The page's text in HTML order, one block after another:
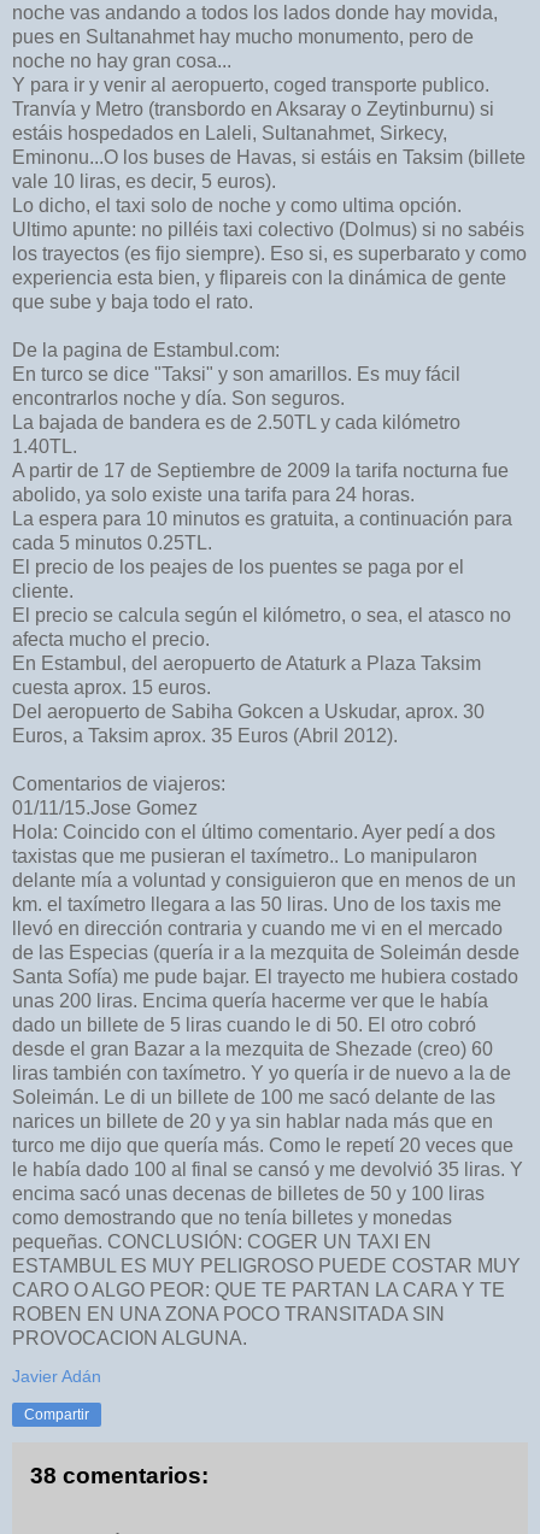
noche vas andando a todos los lados donde hay movida,
pues en Sultanahmet hay mucho monumento, pero de
noche no hay gran cosa...
Y para ir y venir al aeropuerto, coged transporte publico.
Tranvía y Metro (transbordo en Aksaray o Zeytinburnu) si
estáis hospedados en Laleli, Sultanahmet, Sirkecy,
Eminonu...O los buses de Havas, si estáis en Taksim (billete
vale 10 liras, es decir, 5 euros).
Lo dicho, el taxi solo de noche y como ultima opción.
Ultimo apunte: no pilléis taxi colectivo (Dolmus) si no sabéis
los trayectos (es fijo siempre). Eso si, es superbarato y como
experiencia esta bien, y flipareis con la dinámica de gente
que sube y baja todo el rato.
De la pagina de Estambul.com:
En turco se dice "Taksi" y son amarillos. Es muy fácil
encontrarlos noche y día. Son seguros.
La bajada de bandera es de 2.50TL y cada kilómetro
1.40TL.
A partir de 17 de Septiembre de 2009 la tarifa nocturna fue
abolido, ya solo existe una tarifa para 24 horas.
La espera para 10 minutos es gratuita, a continuación para
cada 5 minutos 0.25TL.
El precio de los peajes de los puentes se paga por el
cliente.
El precio se calcula según el kilómetro, o sea, el atasco no
afecta mucho el precio.
En Estambul, del aeropuerto de Ataturk a Plaza Taksim
cuesta aprox. 15 euros.
Del aeropuerto de Sabiha Gokcen a Uskudar, aprox. 30
Euros, a Taksim aprox. 35 Euros (Abril 2012).
Comentarios de viajeros:
01/11/15.Jose Gomez
Hola: Coincido con el último comentario. Ayer pedí a dos
taxistas que me pusieran el taxímetro.. Lo manipularon
delante mía a voluntad y consiguieron que en menos de un
km. el taxímetro llegara a las 50 liras. Uno de los taxis me
llevó en dirección contraria y cuando me vi en el mercado
de las Especias (quería ir a la mezquita de Soleimán desde
Santa Sofía) me pude bajar. El trayecto me hubiera costado
unas 200 liras. Encima quería hacerme ver que le había
dado un billete de 5 liras cuando le di 50. El otro cobró
desde el gran Bazar a la mezquita de Shezade (creo) 60
liras también con taxímetro. Y yo quería ir de nuevo a la de
Soleimán. Le di un billete de 100 me sacó delante de las
narices un billete de 20 y ya sin hablar nada más que en
turco me dijo que quería más. Como le repetí 20 veces que
le había dado 100 al final se cansó y me devolvió 35 liras. Y
encima sacó unas decenas de billetes de 50 y 100 liras
como demostrando que no tenía billetes y monedas
pequeñas. CONCLUSIÓN: COGER UN TAXI EN
ESTAMBUL ES MUY PELIGROSO PUEDE COSTAR MUY
CARO O ALGO PEOR: QUE TE PARTAN LA CARA Y TE
ROBEN EN UNA ZONA POCO TRANSITADA SIN
PROVOCACION ALGUNA.
Javier Adán
Compartir
38 comentarios: